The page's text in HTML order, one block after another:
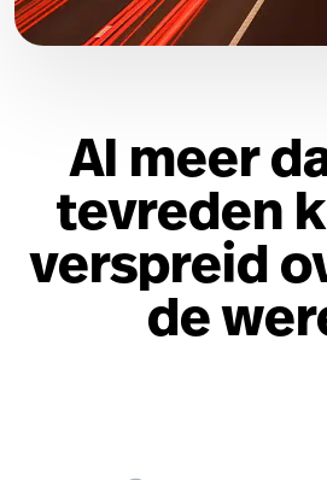
Al meer
tevreden
verspreid
de